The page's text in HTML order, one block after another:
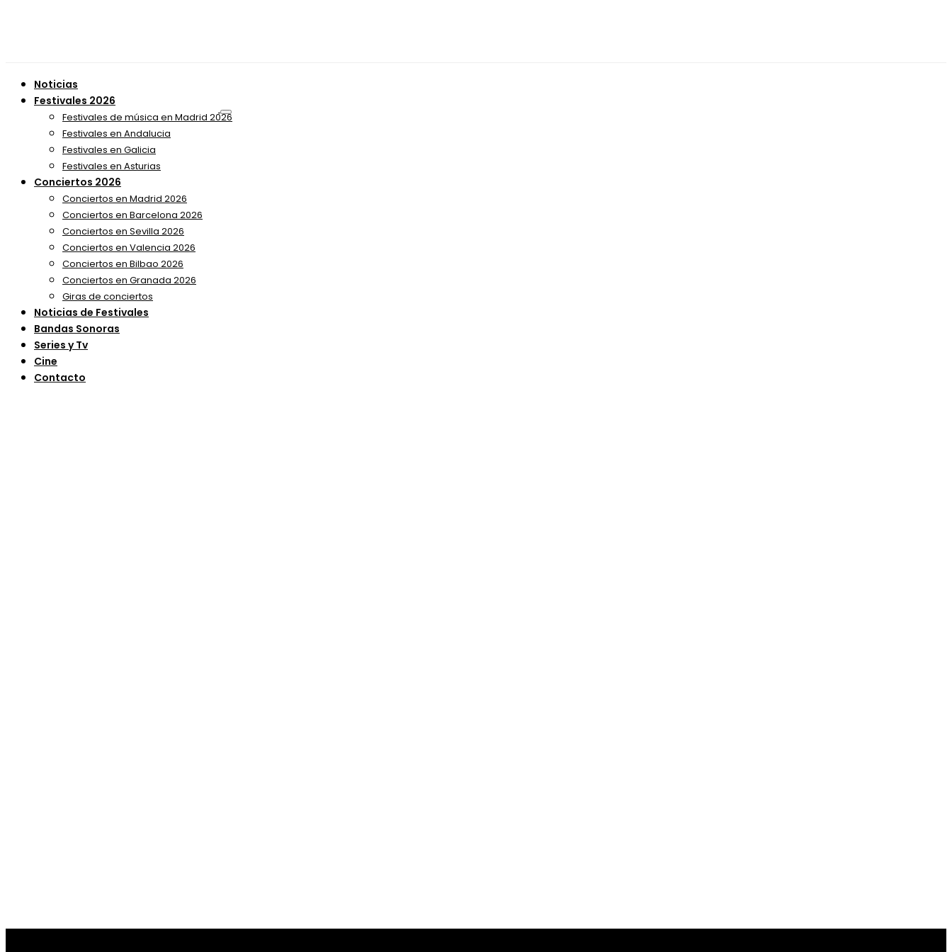
Noticias
Festivales 2026
Festivales de música en Madrid 2026
Festivales en Andalucia
Festivales en Galicia
Festivales en Asturias
Conciertos 2026
Conciertos en Madrid 2026
Conciertos en Barcelona 2026
Conciertos en Sevilla 2026
Conciertos en Valencia 2026
Conciertos en Bilbao 2026
Conciertos en Granada 2026
Giras de conciertos
Noticias de Festivales
Bandas Sonoras
Series y Tv
Cine
Contacto